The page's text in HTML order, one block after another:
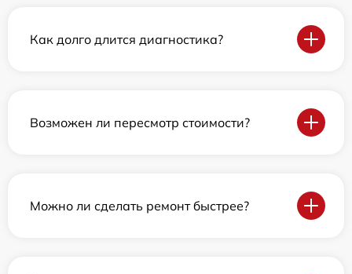
Как долго длится диагностика?
Возможен ли пересмотр стоимости?
Можно ли сделать ремонт быстрее?